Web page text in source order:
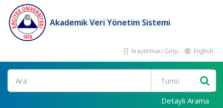
Akademik Veri Yönetim Sistemi
Araştırmacı Girişi English
Ara
Detaylı Arama